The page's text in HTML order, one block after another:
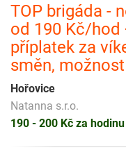
TOP brigáda -
od 190 Kč/hod
příplatek za
směn,
Hořovice
Natanna s.r.o.
190 - 200 Kč za hodinu